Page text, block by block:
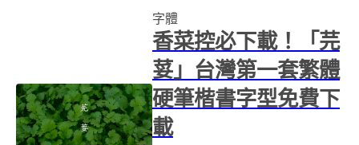
啟了將馬路上那瘦長文字變成設
計字型《臺灣道路體...
字體
香菜控必下載！「芫
荽」台灣第一套繁體
硬筆楷書字型免費下
載